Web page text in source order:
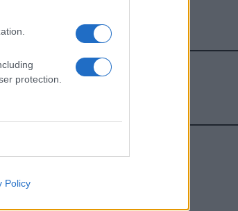
protection.
Policy
|Segnala
notizie pubblicate sul sito web!